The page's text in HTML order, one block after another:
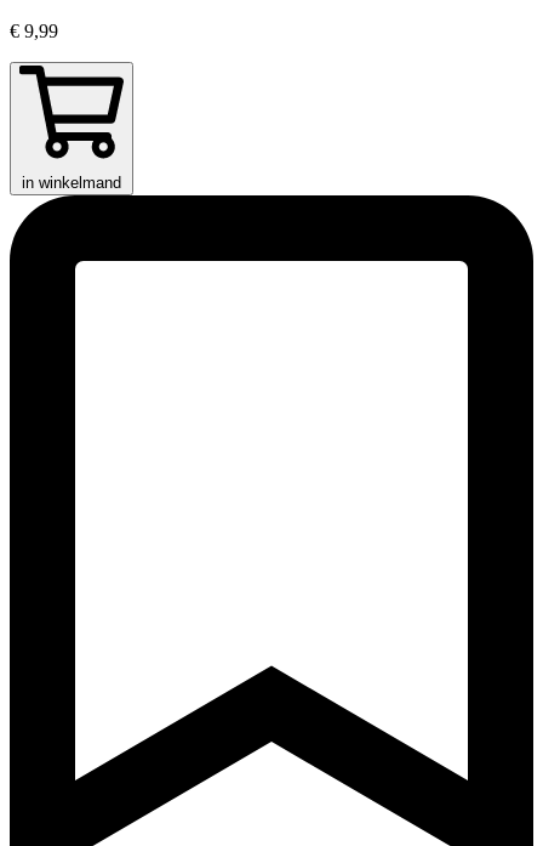
€ 9,99
in winkelmand